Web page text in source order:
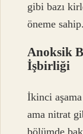
gibi bazı
öneme sahip.
Anoksik
İşbirliği
İkinci
ama nitrat
bölümde